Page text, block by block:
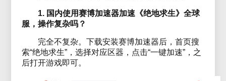
1. 国内使用赛博加速器加速《绝地求生》全球
服，操作复杂吗？
完全不复杂。下载安装赛博加速器后，首页搜
索“绝地求生”，选择对应区器，点击“一键加速”，之
后打开游戏即可。